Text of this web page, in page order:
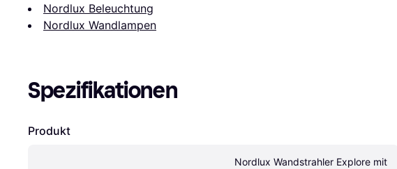
Nordlux Beleuchtung
Nordlux Wandlampen
Spezifikationen
Produkt
Nordlux Wandstrahler Explore mit